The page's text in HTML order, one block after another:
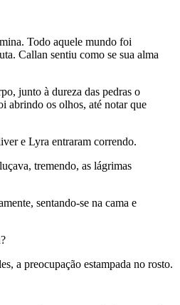
Todo aquele mundo foi
Callan sentiu como se sua alma
junto à dureza das pedras o
abrindo os olhos, até notar que
e Lyra entraram correndo.
tremendo, as lágrimas
sentando-se na cama e
a preocupação estampada no rosto.